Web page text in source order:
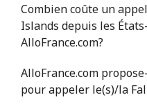
Combien coûte un
Islands depuis les
AlloFrance.com?
AlloFrance.com
pour appeler le(s)/la